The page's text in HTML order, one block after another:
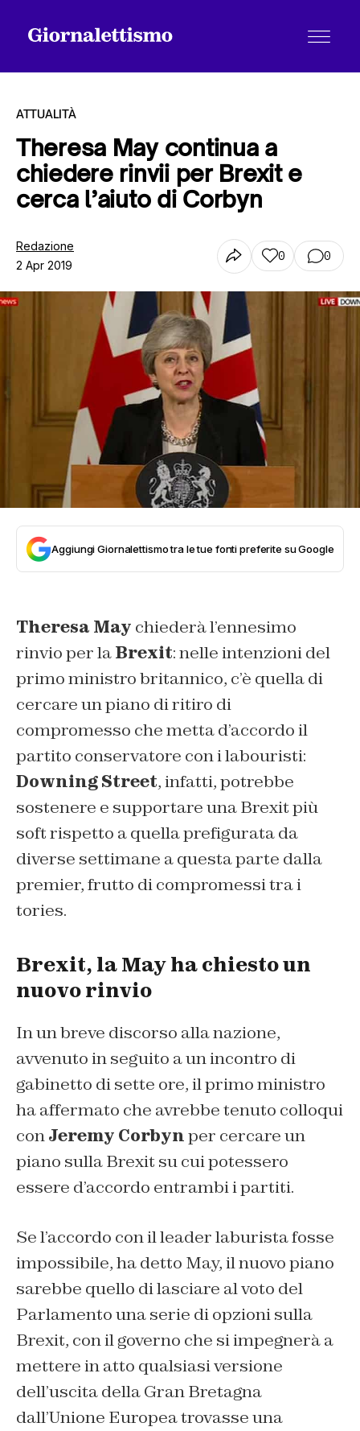
Tutti gli articoli
Chi siamo
Contatti
ATTUALITÀ
Theresa May continua a
chiedere rinvii per Brexit e
cerca l’aiuto di Corbyn
Redazione
2 Apr 2019
0 0
Aggiungi Giornalettismo tra le tue fonti preferite su Google
Theresa May chiederà l’ennesimo
rinvio per laBrexit: nelle intenzioni del
primo ministro britannico, c’è quella di
cercare un piano di ritiro di
compromesso che metta d’accordo il
partito conservatore con i labouristi:
Downing Street, infatti, potrebbe
sostenere e supportare una Brexit più
soft rispetto a quella prefigurata da
diverse settimane a questa parte dalla
premier, frutto di compromessi tra i
tories.
Brexit, la May ha chiesto un
nuovo rinvio
In un breve discorso alla nazione,
avvenuto in seguito a un incontro di
gabinetto di sette ore, il primo ministro
ha affermato che avrebbe tenuto colloqui
conJeremy Corbynper cercare un
piano sulla Brexit su cui potessero
essere d’accordo entrambi i partiti.
Se l’accordo con il leader laburista fosse
impossibile, ha detto May, il nuovo piano
sarebbe quello di lasciare al voto del
Parlamento una serie di opzioni sulla
Brexit, con il governo che si impegnerà a
mettere in atto qualsiasi versione
dell’uscita della Gran Bretagna
dall’Unione Europea trovasse una